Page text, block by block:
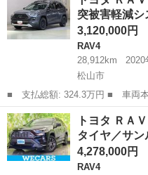
防止支援...
突被害軽減
3,120,000円
RAV4
28,912km
2020
松山市
■ 支払総額: 324.3万円 ■ 車両本体価格： 3,120,000 円 ■ メーカ
ー名： トヨタ ■ 車種名： Ｒ
チャー ４ＷＤ 衝突被害軽減シ
ラ フル...
愛媛 松山市 RAV4
トヨタ ＲＡ
タイヤ／サ
4,278,000円
RAV4